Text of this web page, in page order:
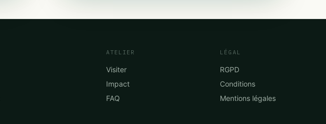
ATELIER
Visiter
Impact
FAQ
LÉGAL
RGPD
Conditions
Mentions légales